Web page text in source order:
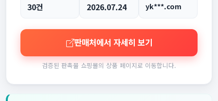
30건 2026.07.24 yk***.com
판매처에서 자세히 보기
검증된 판촉물 쇼핑몰의 상품 페이지로 이동합니다.